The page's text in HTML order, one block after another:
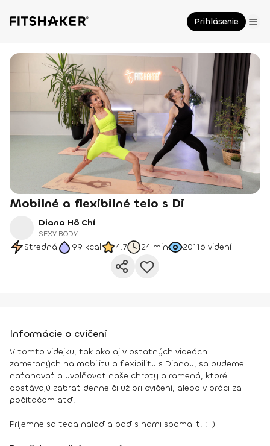
Prihlásenie
Mobilné a flexibilné telo s Di
Diana Hô Chí
SEXY BODY
Stredná 99 kcal 4.7 24 min 20116 videní
Informácie o cvičení
V tomto videjku, tak ako aj v ostatných videách
zameraných na mobilitu a flexibilitu s Dianou, sa budeme
naťahovať a uvolňovať naše chrbty a ramená, ktoré
dostávajú zabrať denne či už pri cvičení, alebo v práci za
počítačom atď.
Príjemne sa teda nalaď a poď s nami spomaliť. :-)